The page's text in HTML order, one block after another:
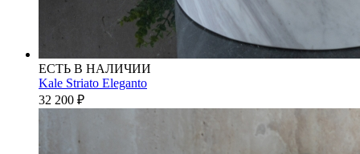
ЕСТЬ В НАЛИЧИИ
Kale Striato Eleganto
32 200 ₽